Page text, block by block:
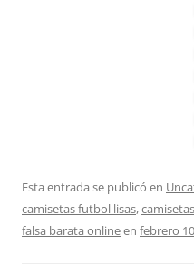
Esta entrada se publicó en
camisetas futbol lisas,
falsa barata onlineen febrero